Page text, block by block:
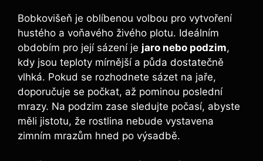
Bobkovišeň je oblíbenou volbou pro vytvoření
hustého a voňavého živého plotu. Ideálním
obdobím pro její sázení je jaro nebo podzim,
kdy jsou teploty mírnější a půda dostatečně
vlhká. Pokud se rozhodnete sázet na jaře,
doporučuje se počkat, až pominou poslední
mrazy. Na podzim zase sledujte počasí, abyste
měli jistotu, že rostlina nebude vystavena
zimním mrazům hned po výsadbě.